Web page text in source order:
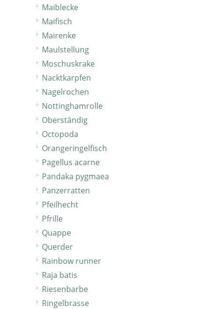
Maiblecke
Maifisch
Mairenke
Maulstellung
Moschuskrake
Nacktkarpfen
Nagelrochen
Nottinghamrolle
Oberständig
Octopoda
Orangeringelfisch
Pagellus acarne
Pandaka pygmaea
Panzerratten
Pfeilhecht
Pfrille
Quappe
Querder
Rainbow runner
Raja batis
Riesenbarbe
Ringelbrasse